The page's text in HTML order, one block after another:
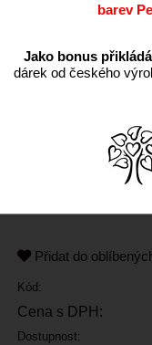
Přidat do
Kód:
Cena s DPH:
Dostupnost:
barev
Jako bonus
dárek od českého